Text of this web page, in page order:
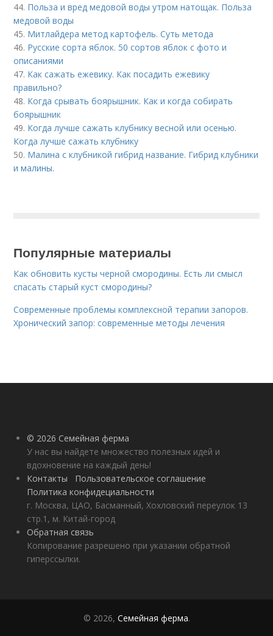
44. Польза и вред медовой воды утром натощак. Польза
медовой воды
45. Митлайдера метод картофель. Суть метода
46. Русские сорта яблок. 50 сортов яблок с фото и
описаниями
47. Как сажать ежевику. Как посадить ежевику
правильно?
48. Когда срывать боярышник. Как и когда собирать
боярышник
49. Когда лучше сажать клубнику весной или осенью.
Когда лучше сажать клубнику
50. Малина с клубникой гибрид название. Гибрид клубники
и малины.
Популярные материалы
Как обновить кусты черной смородины. Есть ли смысл
спасать старый куст смородины?
Современные проблемы комплексной терапии запоров.
Хронический запор: современные методы лечения
© 2026 Семейная ферма
У нас вы найдете множество полезных идей и
вдохновение на каждый день!
Контакты
Пользовательское соглашение
Политика конфидециальности
г. Москва, ЦАО, Басманный, Хохловский переулок 13
стр.1, м. Китай-город
Обратная связь
Копирование разрешено при указании обратной
гиперссылки.
© 2026, Семейная ферма.